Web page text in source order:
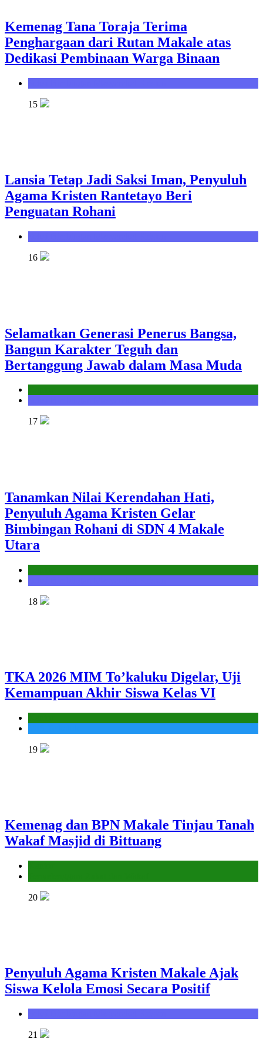
Kemenag Tana Toraja Terima
Penghargaan dari Rutan Makale atas
Dedikasi Pembinaan Warga Binaan
15
Lansia Tetap Jadi Saksi Iman, Penyuluh
Agama Kristen Rantetayo Beri
Penguatan Rohani
16
Selamatkan Generasi Penerus Bangsa,
Bangun Karakter Teguh dan
Bertanggung Jawab dalam Masa Muda
17
Tanamkan Nilai Kerendahan Hati,
Penyuluh Agama Kristen Gelar
Bimbingan Rohani di SDN 4 Makale
Utara
18
TKA 2026 MIM To’kaluku Digelar, Uji
Kemampuan Akhir Siswa Kelas VI
19
Kemenag dan BPN Makale Tinjau Tanah
Wakaf Masjid di Bittuang
20
Penyuluh Agama Kristen Makale Ajak
Siswa Kelola Emosi Secara Positif
21